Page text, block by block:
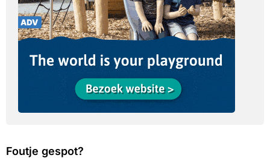
Foutje gespot?